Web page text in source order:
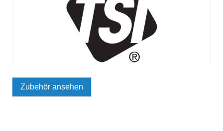
Zubehör ansehen